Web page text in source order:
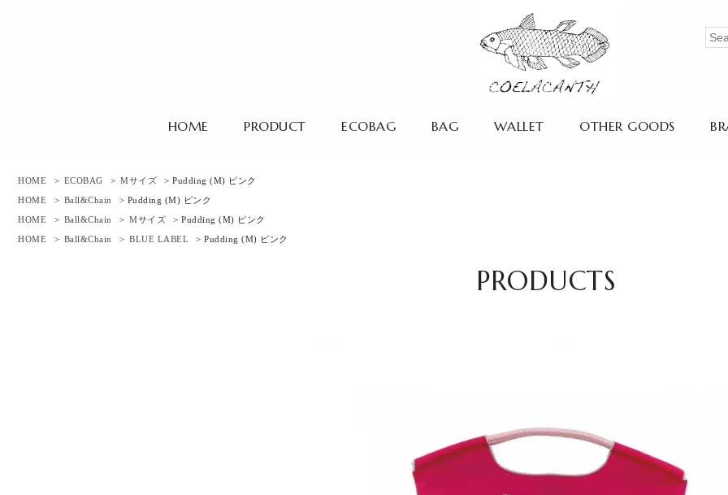
HOME PRODUCT ECOBAG BAG WALLET OTHER GOODS
HOME > ECOBAG > Mサイズ
> Pudding (M) ピンク
HOME
> Ball&Chain
> Pudding (M) ピンク
HOME
> Ball&Chain > Mサイズ
> Pudding (M) ピンク
HOME
> Ball&Chain > BLUE LABEL > Pudding (M) ピンク
PRODUCTS